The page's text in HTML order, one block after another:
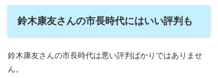
鈴木康友さんの市長時代にはいい評判も
鈴木康友さんの市長時代は悪い評判ばかりではありませ
ん。